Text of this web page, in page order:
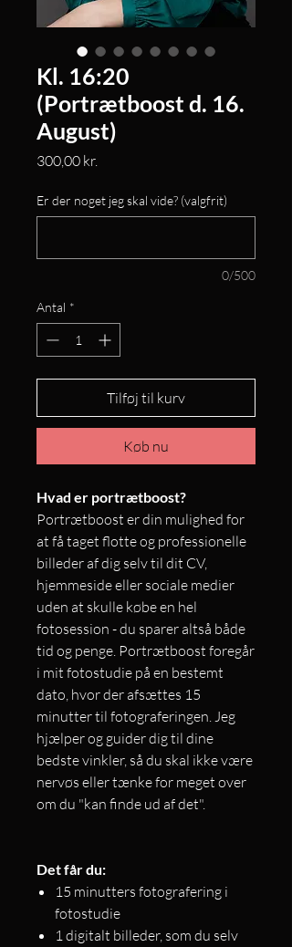
Kl. 16:20
(Portrætboost d. 16.
August)
300,00 kr.
Er der noget jeg skal vide? (valgfrit)
0/500
Antal *
Tilføj til kurv
Køb nu
Hvad er portrætboost?
Portrætboost er din mulighed for
at få taget flotte og professionelle
billeder af dig selv til dit CV,
hjemmeside eller sociale medier
uden at skulle købe en hel
fotosession - du sparer altså både
tid og penge. Portrætboost foregår
i mit fotostudie på en bestemt
dato, hvor der afsættes 15
minutter til fotograferingen. Jeg
hjælper og guider dig til dine
bedste vinkler, så du skal ikke være
nervøs eller tænke for meget over
om du "kan finde ud af det".
Det får du:
15 minutters fotografering i
fotostudie
1 digitalt billeder, som du selv